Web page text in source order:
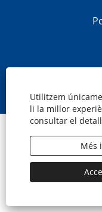
Utilitzem
li la millor
consultar el
Més
o
b
r
e
n
u
n
a
p
t